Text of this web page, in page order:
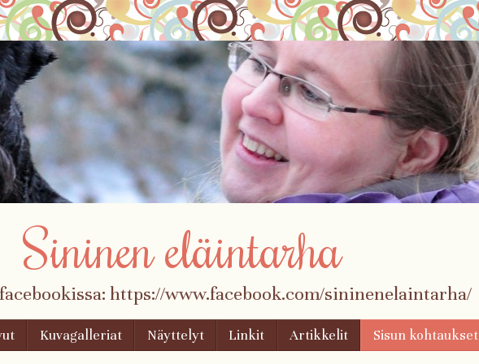
Sininen eläintarha
https://www.facebook.com/sininenelaintarha/
Kuvagalleriat Näyttelyt Linkit Artikkelit Sisun kohtaukset